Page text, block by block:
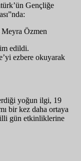
Gençliğe
Özmen
edildi.
ezbere okuyarak
yoğun ilgi, 19
bir kez daha ortaya
gün etkinliklerine